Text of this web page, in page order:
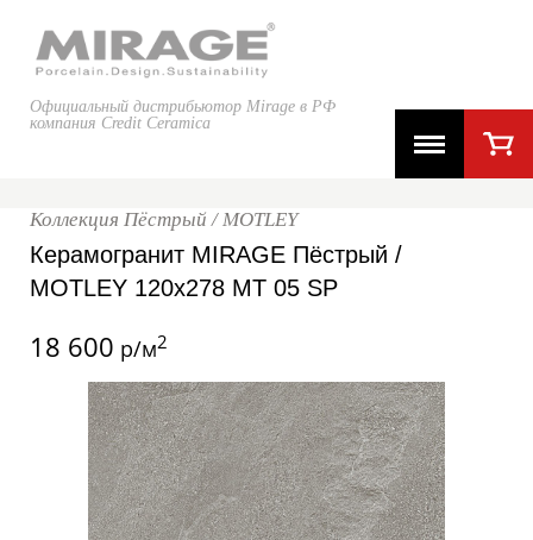
Официальный дистрибьютор Mirage в РФ
компания Credit Ceramica
Коллекция Пёстрый / MOTLEY
Керамогранит MIRAGE Пёстрый /
MOTLEY 120x278 MT 05 SP
18 600 р/м2